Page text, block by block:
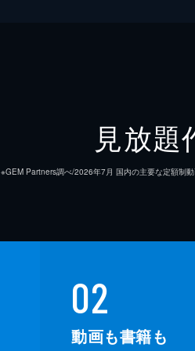
見放題
※GEM Partners調べ/2026年7⽉ 国内の主要な定額制
02
動画も書籍も